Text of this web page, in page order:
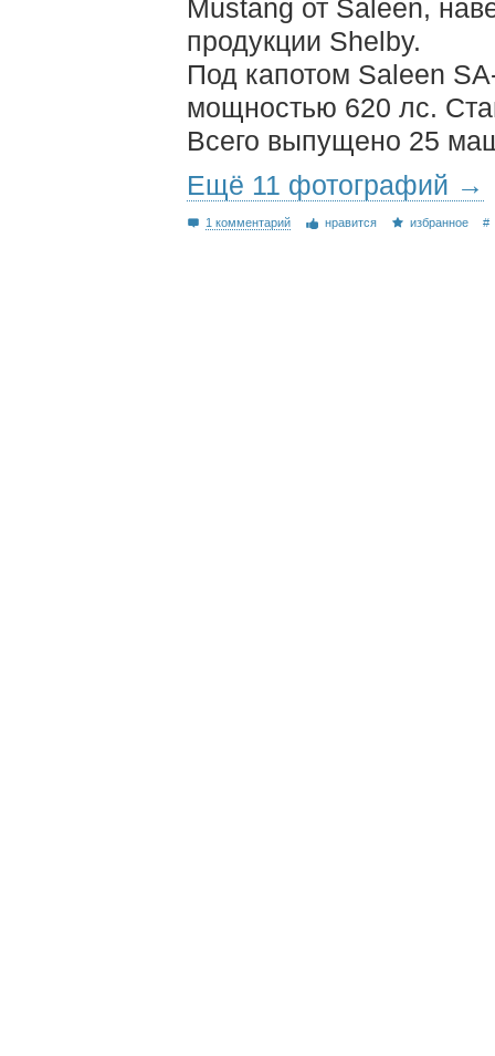
Mustang от Saleen,
продукции Shelby.
Под капотом Saleen
мощностью 620 лс.
Всего выпущено 25
Ещё 11 фотографий →
1 комментарий нравится избранное #